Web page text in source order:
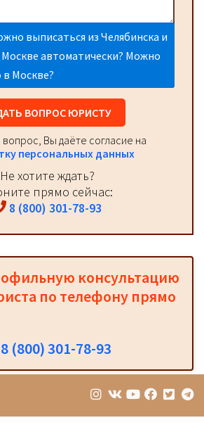
выписаться из Челябинска и
Москве автоматически? Можно
в Москве?
ВОПРОС ЮРИСТУ
Вы даёте согласие на
персональных данных
Не хотите ждать?
прямо сейчас:
8 (800) 301-78-93
консультацию
по телефону прямо
8 (800) 301-78-93